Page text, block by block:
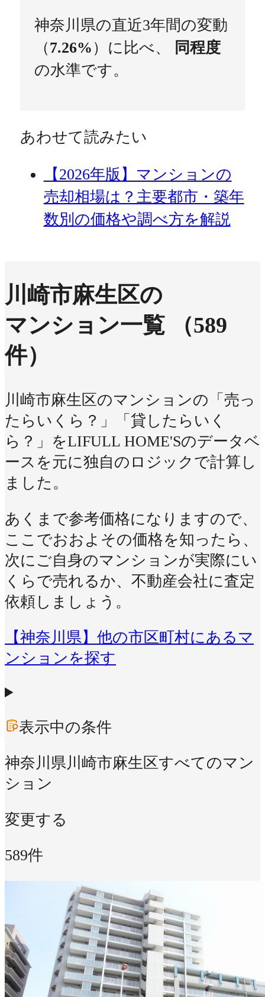
神奈川県の直近3年間の変動
（7.26% ）に比べ、
同程度
の水準です。
あわせて読みたい
【2026年版】マンションの
売却相場は？主要都市・築年
数別の価格や調べ方を解説
川崎市麻生区の
マンション一覧
（589
件）
川崎市麻生区のマンションの「売っ
たらいくら？」「貸したらいく
ら？」をLIFULL HOME'Sのデータベ
ースを元に独自のロジックで計算し
ました。
あくまで参考価格になりますので、
ここでおおよその価格を知ったら、
次にご自身のマンションが実際にい
くらで売れるか、不動産会社に査定
依頼しましょう。
【神奈川県】他の市区町村にあるマ
ンションを探す
表示中の条件
神奈川県川崎市麻生区すべてのマン
ション
変更する
589件